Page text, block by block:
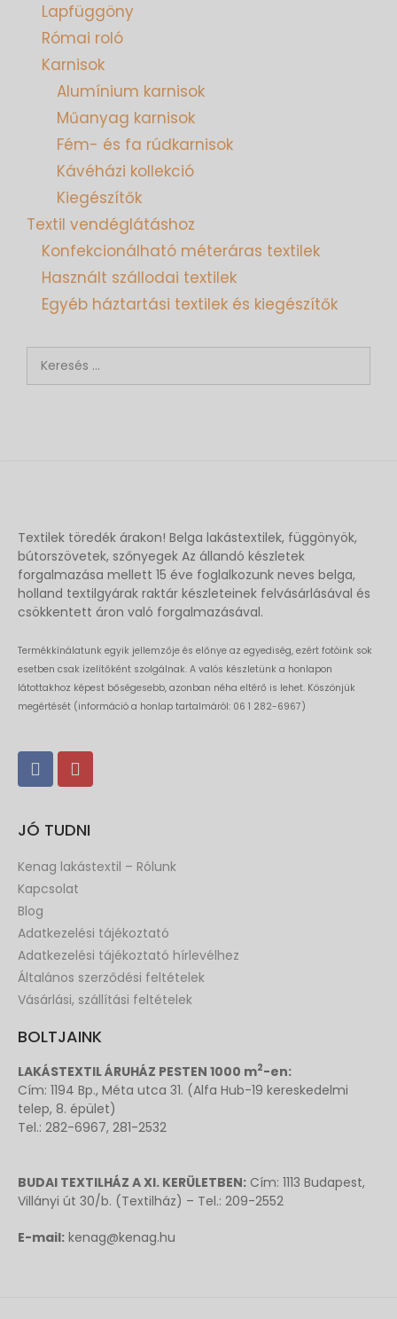
Lapfüggöny
Római roló
Karnisok
Alumínium karnisok
Műanyag karnisok
Fém- és fa rúdkarnisok
Kávéházi kollekció
Kiegészítők
Textil vendéglátáshoz
Konfekcionálható méteráras textilek
Használt szállodai textilek
Egyéb háztartási textilek és kiegészítők
Textilek töredék árakon! Belga lakástextilek, függönyök,
bútorszövetek, szőnyegek Az állandó készletek
forgalmazása mellett 15 éve foglalkozunk neves belga,
holland textilgyárak raktár készleteinek felvásárlásával és
csökkentett áron való forgalmazásával.
Termékkínálatunk egyik jellemzője és előnye az egyediség, ezért fotóink sok
esetben csak ízelítőként szolgálnak. A valós készletünk a honlapon
látottakhoz képest bőségesebb, azonban néha eltérő is lehet. Köszönjük
megértését (információ a honlap tartalmáról: 06 1 282-6967)
JÓ TUDNI
Kenag lakástextil – Rólunk
Kapcsolat
Blog
Adatkezelési tájékoztató
Adatkezelési tájékoztató hírlevélhez
Általános szerződési feltételek
Vásárlási, szállítási feltételek
BOLTJAINK
LAKÁSTEXTIL ÁRUHÁZ PESTEN 1000 m2-en:
Cím: 1194 Bp., Méta utca 31. (Alfa Hub-19 kereskedelmi
telep, 8. épület)
Tel.: 282-6967, 281-2532
BUDAI TEXTILHÁZ A XI. KERÜLETBEN: Cím: 1113 Budapest,
Villányi út 30/b. (Textilház) – Tel.: 209-2552
E-mail: kenag@kenag.hu